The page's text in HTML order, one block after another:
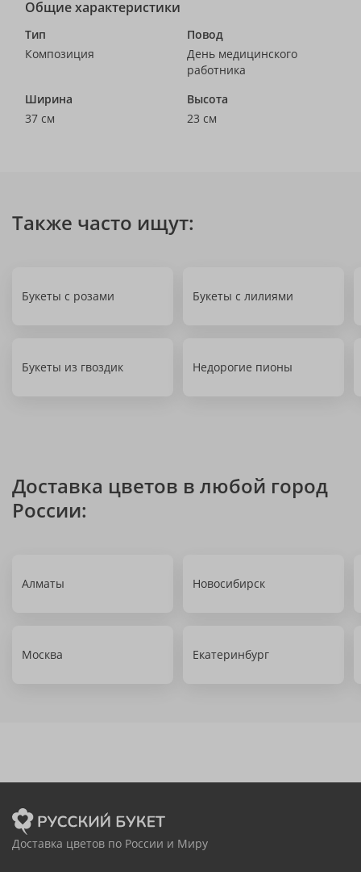
Общие характеристики
Тип
Композиция
Повод
День медицинского
работника
Ширина
37 см
Высота
23 см
Также часто ищут:
Букеты с розами Букеты с лилиями
Букеты из гвоздик Недорогие пионы
Доставка цветов в любой город
России:
Алматы Новосибирск
Москва Екатеринбург
Доставка цветов по России и Миру